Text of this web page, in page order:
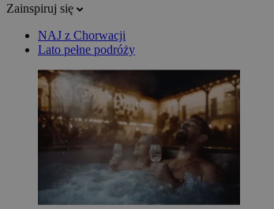
Zainspiruj się
NAJ z Chorwacji
Lato pełne podróży